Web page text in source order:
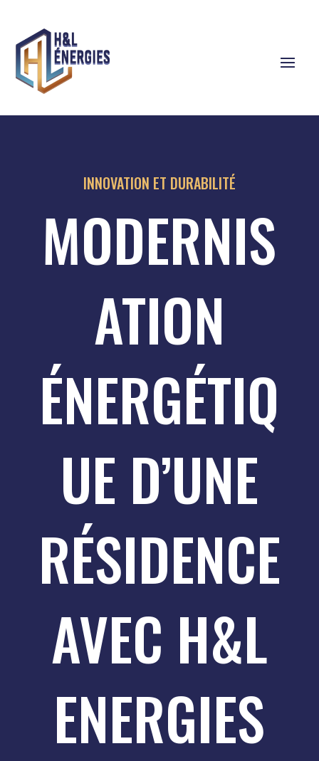
INNOVATION ET DURABILITÉ
MODERNIS
ATION
ÉNERGÉTIQ
UE D’UNE
RÉSIDENCE
AVEC H&L
ENERGIES